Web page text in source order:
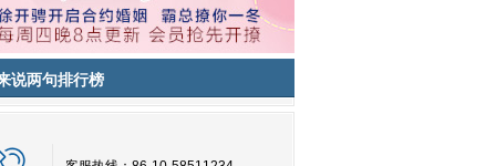
说两句排行榜